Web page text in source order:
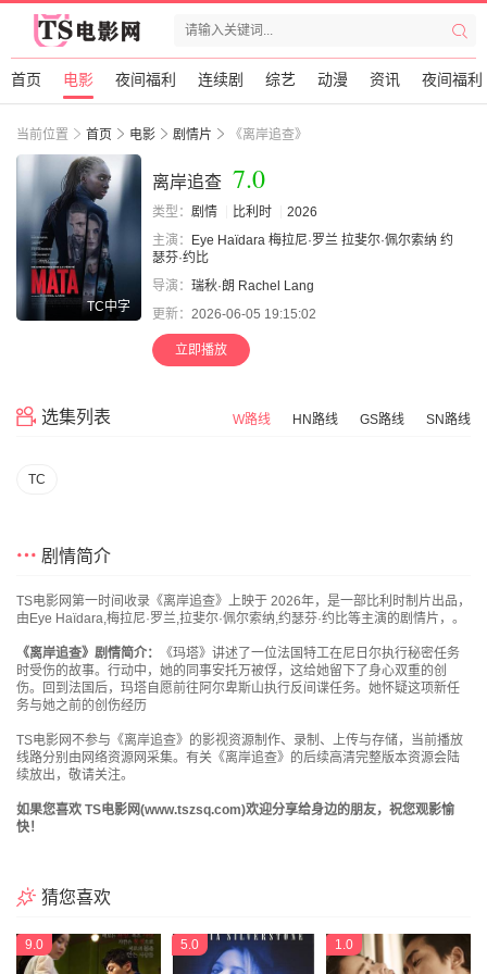
首页 电影 夜间福利 连续剧 综艺 动漫 资讯 夜间福利
当前位置 首页 电影 剧情片 《离岸追查》
TC中字
离岸追查 7.0
类型： 剧情 比利时
2026
主演：
Eye Haïdara 梅拉尼·罗兰 拉斐尔·佩尔索纳 约
瑟芬·约比
导演： 瑞秋·朗 Rachel
Lang
更新： 2026-06-05 19:15:02
立即播放
选集列表 W路线 HN路线 GS路线 SN路线
TC
剧情简介
TS电影网第一时间收录《离岸追查》上映于 2026年，是一部比利时制片出品，
由Eye Haïdara,梅拉尼·罗兰,拉斐尔·佩尔索纳,约瑟芬·约比等主演的剧情片，。
《离岸追查》剧情简介：
《玛塔》讲述了一位法国特工在尼日尔执行秘密任务
时受伤的故事。行动中，她的同事安托万被俘，这给她留下了身心双重的创
伤。回到法国后，玛塔自愿前往阿尔卑斯山执行反间谍任务。她怀疑这项新任
务与她之前的创伤经历
TS电影网不参与《离岸追查》的影视资源制作、录制、上传与存储，当前播放
线路分别由网络资源网采集。有关《离岸追查》的后续高清完整版本资源会陆
续放出，敬请关注。
如果您喜欢 TS电影网(www.tszsq.com)欢迎分享给身边的朋友，祝您观影愉
快！
猜您喜欢
9.0 5.0 1.0